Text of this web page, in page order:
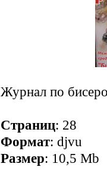
Журнал по
Страниц: 28
Формат: djvu
Размер: 10,5 Mb